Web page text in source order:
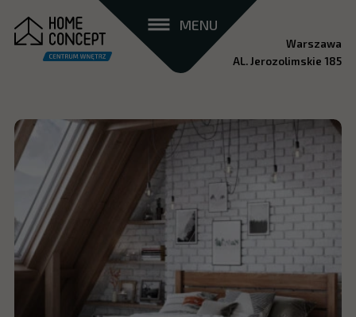
MENU
Warszawa
AL. Jerozolimskie 185